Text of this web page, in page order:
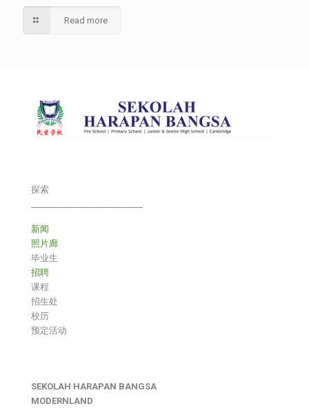
Read more
探索
新闻
照片廊
毕业生
招聘
课程
招生处
校历
预定活动
SEKOLAH HARAPAN BANGSA
MODERNLAND